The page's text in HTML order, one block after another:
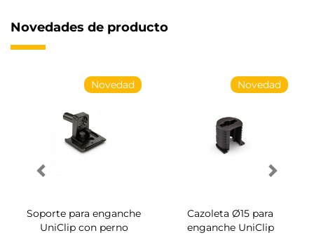
Novedades de producto
Novedad
Soporte para enganche
UniClip con perno
Novedad
Cazoleta Ø15 para
enganche UniClip